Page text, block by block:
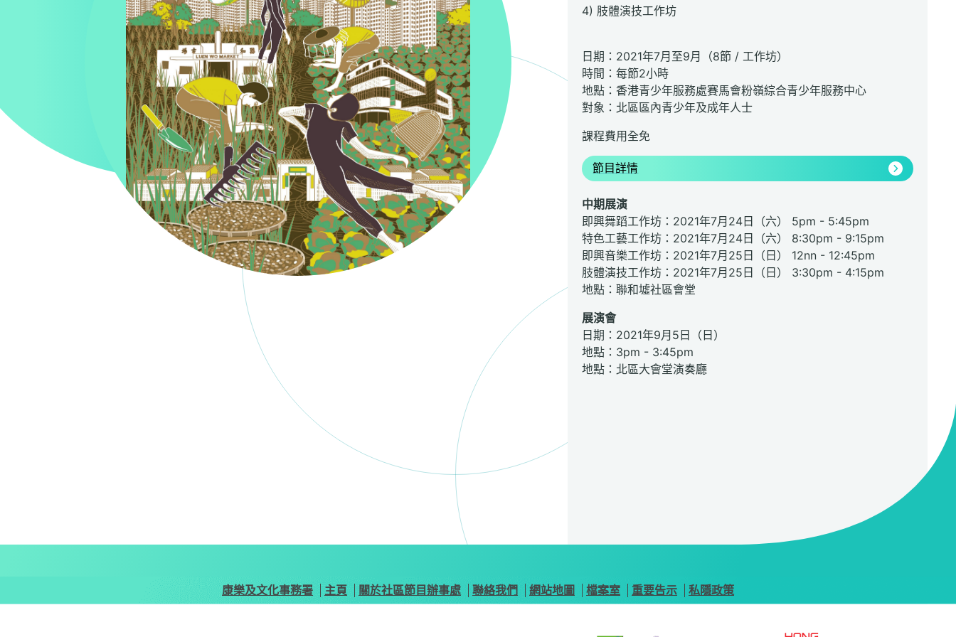
4) 肢體演技工作坊
日期：2021年7月至9月（8節 / 工作坊）
時間：每節2小時
地點：香港青少年服務處賽馬會粉嶺綜合青少年服務中心
對象：北區區內青少年及成年人士
課程費用全免
節目詳情
中期展演
即興舞蹈工作坊：2021年7月24日（六） 5pm - 5:45pm
特色工藝工作坊：2021年7月24日（六） 8:30pm - 9:15pm
即興音樂工作坊：2021年7月25日（日） 12nn - 12:45pm
肢體演技工作坊：2021年7月25日（日） 3:30pm - 4:15pm
地點：聯和墟社區會堂
展演會
日期：2021年9月5日（日）
地點：3pm - 3:45pm
地點：北區大會堂演奏廳
康樂及文化事務署 主頁 關於社區節目辦事處 聯絡我們 網站地圖 檔案室 重要告示 私隱政策